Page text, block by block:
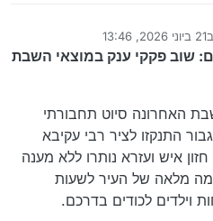
21 ביוני 2026, 13:46
על ידי
שוב פקקי ענק במוצאי השבת
האחרונה סיוט תחבורתי
התנקזו לציר רבי עקיבא
איש ועזרא נותרו ללא מענה
מלאה של העיר לשעות
וילדים לכודים בדרכם.